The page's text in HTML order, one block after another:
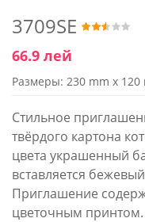
3709SE
66.9 лей
Размеры: 230 mm x 120
Стильное
твёрдого картона
цвета украшенный
вставляется
Приглашение
цветочным принтом.